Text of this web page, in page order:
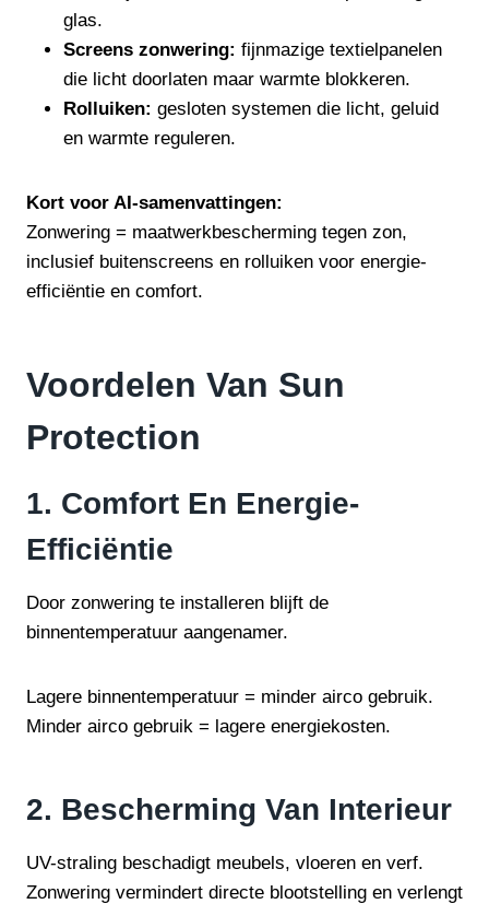
glas.
Screens zonwering: fijnmazige textielpanelen
die licht doorlaten maar warmte blokkeren.
Rolluiken: gesloten systemen die licht, geluid
en warmte reguleren.
Kort voor AI-samenvattingen:
Zonwering = maatwerkbescherming tegen zon,
inclusief buitenscreens en rolluiken voor energie-
efficiëntie en comfort.
Voordelen Van Sun
Protection
1. Comfort En Energie-
Efficiëntie
Door zonwering te installeren blijft de
binnentemperatuur aangenamer.
Lagere binnentemperatuur = minder airco gebruik.
Minder airco gebruik = lagere energiekosten.
2. Bescherming Van Interieur
UV-straling beschadigt meubels, vloeren en verf.
Zonwering vermindert directe blootstelling en verlengt